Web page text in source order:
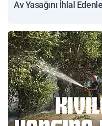
Av Yasağını İhlal